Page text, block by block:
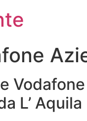
L’ Aquila